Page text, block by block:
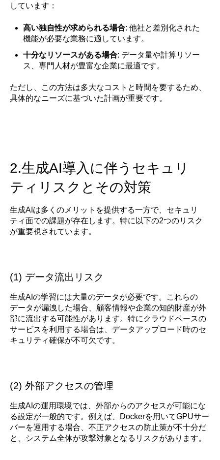
しています：
高い独自性が求められる場合: 他社と差別化された
機能が必要な業務に適しています。
十分なリソースがある場合: データ量や計算リソー
ス、専門人材が豊富な企業に最適です。
ただし、この方法は多大なコストと時間を要するため、
具体的なニーズに基づいた計画が重要です。
2.生成AI導入に伴うセキュリ
ティリスクとその対策
生成AIは多くのメリットを提供する一方で、セキュリ
ティ面での課題が存在します。特に以下の2つのリスク
が重要視されています。
(1) データ流出リスク
生成AIの学習には大量のデータが必要です。これらの
データが漏洩した場合、顧客情報や企業の知的財産が外
部に流出する可能性があります。特にクラウドベースの
サービスを利用する場合は、データアップロード時のセ
キュリティ確保が不可欠です。
(2) 外部アクセスの管理
生成AIの運用環境では、外部からのアクセスが可能にな
る設定が一般的です。例えば、Dockerを用いてGPUサー
バーを運用する場合、不正アクセスの防止策が不十分だ
と、システム全体が攻撃対象となるリスクがあります。